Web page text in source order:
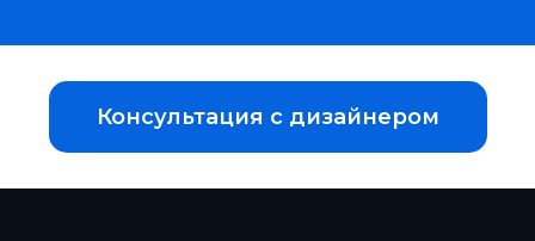
Консультация с дизайнером